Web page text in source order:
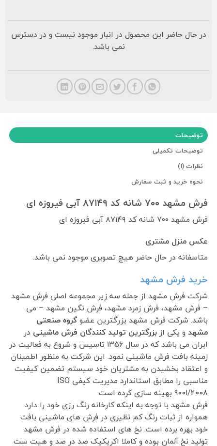
در حال حاضر این محصول در انبار موجود نیست و در دسترس
نمی باشد.
توضیحات
توضیحات تکمیلی
نظرات (1)
نحوه خرید و ثبت سفارش
فرش مشهد ۷۰۰ شانه کد ۸۷۱۴۹ آبی فیروزه ای
فرش مشهد ۷۰۰ شانه کد ۸۷۱۴۹ آبی فیروزه ای
عکس منزل مشتری
متاسفانه در حال حاضر هیچ تصویری موجود نمی باشد.
خرید فرش مشهد
شرکت فرش مشهد از جمله سه زیر مجموعه اصلی فرش مشهد
– فرش مشهد، فرش زمرد مشهد، فرش نگین مشهد – می
باشد. شرکت فرش مشهد بزرگترین عضوگروه صنعتی
مشهدو یکی از بزرگترین تولید کنندگان فرش ماشینی در
ایران می باشد که در سال ۱۳۵۶ تاسیس و شروع به فعالیت در
زمینه بافت فرش ماشینی نمود. این شرکت به منظور اطمینان
و اعتقاد بخشیدن به مشتریان خود سیستم تضمین کیفیت
مناسبی را مطابق استاندارد مدیریت کیفی ISO
9001/2008 بهینه سازی کرده است.
فرش مشهد با توجه به اینکه کارخانه رنگ رزی خود را دارد
همواره از ثبات رنگ کم نظیری در فرش های ماشینی بافت
خود بهره برده است. نخ های استفاده شده در فرش مشهد
تولید نخ آلمان بوده و کاملا اکریکیک صد در صد و هیت ست